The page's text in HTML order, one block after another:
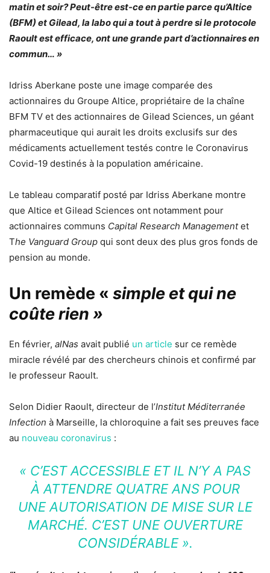
matin et soir? Peut-être est-ce en partie parce qu’Altice
(BFM) et Gilead, la labo qui a tout à perdre si le protocole
Raoult est efficace, ont une grande part d’actionnaires en
commun… »
Idriss Aberkane poste une image comparée des
actionnaires du Groupe Altice, propriétaire de la chaîne
BFM TV et des actionnaires de Gilead Sciences, un géant
pharmaceutique qui aurait les droits exclusifs sur des
médicaments actuellement testés contre le Coronavirus
Covid-19 destinés à la population américaine.
Le tableau comparatif posté par Idriss Aberkane montre
que Altice et Gilead Sciences ont notamment pour
actionnaires communs Capital Research Managementet
The Vanguard Group qui sont deux des plus gros fonds de
pension au monde.
Un remède « simple et qui ne
coûte rien »
En février, alNas avait publié un article sur ce remède
miracle révélé par des chercheurs chinois et confirmé par
le professeur Raoult.
Selon Didier Raoult, directeur de l’Institut Méditerranée
Infection à Marseille, la chloroquine a fait ses preuves face
au nouveau coronavirus :
« C’EST ACCESSIBLE ET IL N’Y A PAS
À ATTENDRE QUATRE ANS POUR
UNE AUTORISATION DE MISE SUR LE
MARCHÉ. C’EST UNE OUVERTURE
CONSIDÉRABLE ».